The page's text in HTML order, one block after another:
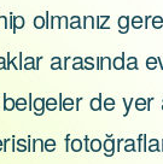
olmanız
arasında
de yer